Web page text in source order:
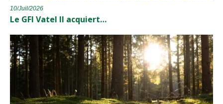
10/Juil/2026
Le GFI Vatel II acquiert…